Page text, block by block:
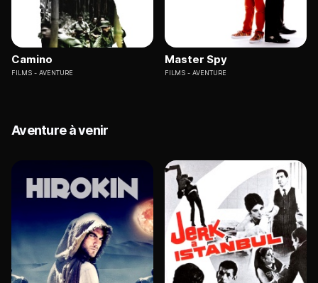
Camino
FILMS AVENTURE
Master Spy
FILMS AVENTURE
Aventure à venir